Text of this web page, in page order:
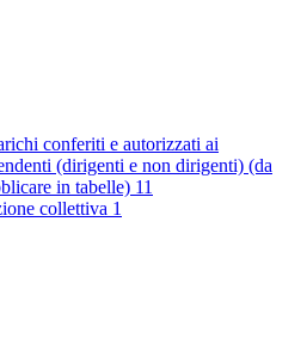
conferiti e autorizzati ai
(dirigenti e non dirigenti) (da
in tabelle) 11
collettiva 1